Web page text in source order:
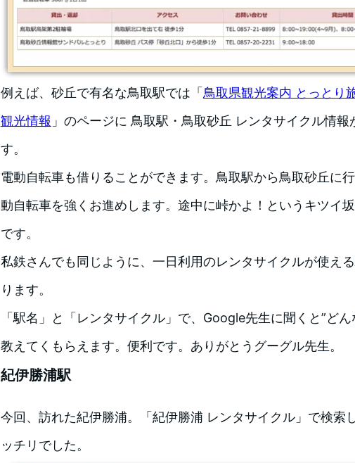
例えば、砂丘で有名な鳥取駅では「 鳥取県観光案内 とっとり
観光情報 」のページに 鳥取駅・鳥取砂丘 レンタサイクル情報
す。
電動自転車も借りることができます。鳥取駅から鳥取砂丘に
動自転車を強くお進めします。途中に峠かよ！というキツイ
です。
私鉄さんでも同じように、一日利用のレンタサイクルが使え
ります。
「駅名」と「レンタサイクル」で、Google先生に聞くと”どん
教えてくもらえます。便利です。ありがとうグーグル先生。
紀伊勝浦駅
今回、訪れた紀伊勝浦。「紀伊勝浦 レンタサイクル」で検索
ッチリでした。